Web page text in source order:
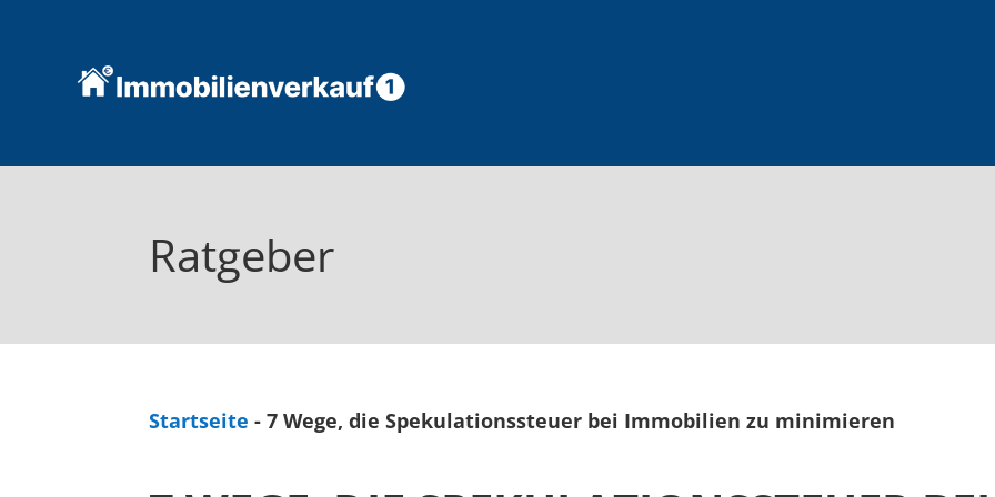
Ratgeber
Startseite -7 Wege, die Spekulationssteuer bei Immobilien zu minimieren